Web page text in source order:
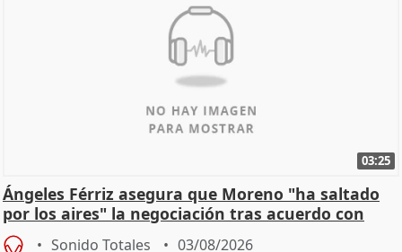
03:25
Ángeles Férriz asegura que Moreno "ha saltado
por los aires" la negociación tras acuerdo con
SMA
Sonido Totales 03/08/2026